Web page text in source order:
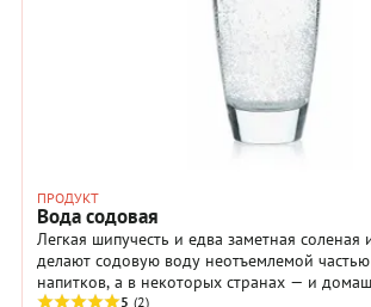
ПРОДУКТ
Вода содовая
Легкая шипучесть и едва заметная
делают содовую воду неотъемлемой
напитков, а в некоторых странах — и
5 (2)